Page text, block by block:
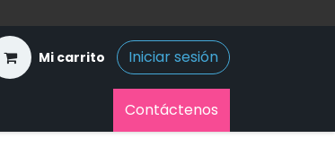
Mi carrito Iniciar sesión
Contáctenos